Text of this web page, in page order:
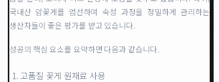
국내산 암꽃게를 엄선하여 숙성 과정을 정밀하게 관리하는
생산자들이 좋은 평가를 받고 있습니다.
성공의 핵심 요소를 요약하면 다음과 같습니다.
고품질 꽃게 원재료 사용